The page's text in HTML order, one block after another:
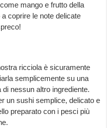
mango e frutto della
coprire le note delicate
ricciola è sicuramente
semplicemente su una
di nessun altro ingrediente.
un sushi semplice, delicato e
preparato con i pesci più